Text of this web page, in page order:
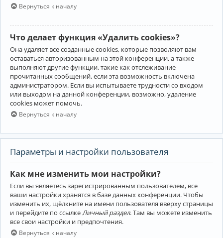
Вернуться к началу
Что делает функция «Удалить cookies»?
Она удаляет все созданные cookies, которые позволяют вам
оставаться авторизованным на этой конференции, а также
выполняют другие функции, такие как отслеживание
прочитанных сообщений, если эта возможность включена
администратором. Если вы испытываете трудности со входом
или выходом на данной конференции, возможно, удаление
cookies может помочь.
Вернуться к началу
Параметры и настройки пользователя
Как мне изменить мои настройки?
Если вы являетесь зарегистрированным пользователем, все
ваши настройки хранятся в базе данных конференции. Чтобы
изменить их, щёлкните на имени пользователя вверху страницы
и перейдите по ссылке Личный раздел. Там вы можете изменить
все свои настройки и предпочтения.
Вернуться к началу